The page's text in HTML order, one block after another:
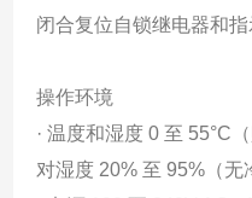
闭合复位自锁继电器和指
操作环境
· 温度和湿度 0 至 55°C
对湿度 20% 至 95%（无